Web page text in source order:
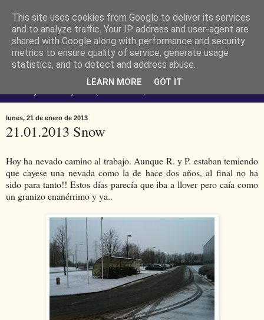
Ferendus K. Resimler -
personal
lunes, 21 de enero de 2013
21.01.2013 Snow
Hoy ha nevado camino al trabajo. Aunque R. y P. estaban temiendo
que cayese una nevada como la de hace dos años, al final no ha
sido para tanto!! Estos días parecía que iba a llover pero caía como
un granizo enanérrimo y ya..
This site uses cookies from Google to deliver its services
and to analyze traffic. Your IP address and user-agent are
shared with Google along with performance and security
metrics to ensure quality of service, generate usage
statistics, and to detect and address abuse.
LEARN MORE GOT IT